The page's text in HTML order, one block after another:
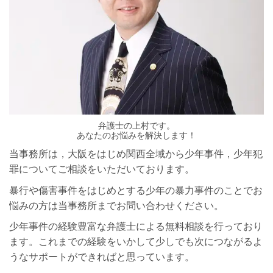
弁護士の上村です。
あなたのお悩みを解決します！​
当事務所は，大阪をはじめ関西全域から少年事件，少年犯
罪についてご相談をいただいております。
暴行や傷害事件をはじめとする少年の暴力事件のことでお
悩みの方は当事務所までお問い合わせください。
少年事件の経験豊富な弁護士による無料相談を行っており
ます。これまでの経験をいかして少しでも次につながるよ
うなサポートができればと思っています。